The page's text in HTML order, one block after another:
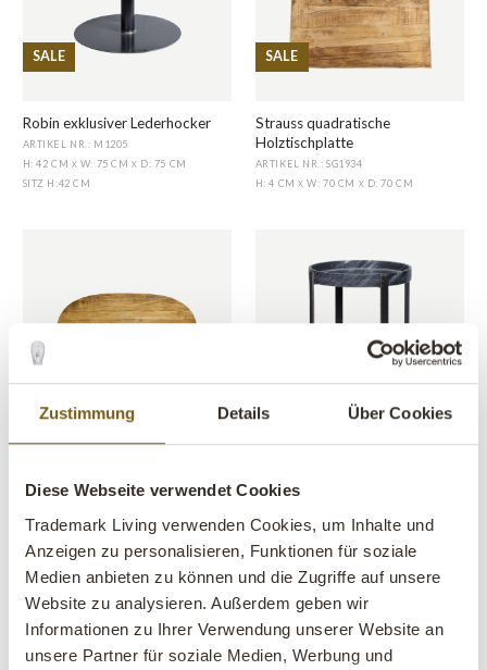
Zustimmung Details Über Cookies
Diese Webseite verwendet Cookies
Trademark Living verwenden Cookies, um Inhalte und
Anzeigen zu personalisieren, Funktionen für soziale
Medien anbieten zu können und die Zugriffe auf unsere
Website zu analysieren. Außerdem geben wir
Informationen zu Ihrer Verwendung unserer Website an
unsere Partner für soziale Medien, Werbung und
SALE
Robin exklusiver Lederhocker
ARTIKEL NR.: M1205
H: 42 CM X W: 75 CM X D: 75 CM
SITZ H :42 CM
SALE
Strauss quadratische
Holztischplatte
ARTIKEL NR.: SG1934
H: 4 CMX W: 70 CM X D: 70 CM
SALE
H: 5 CMX W: 130 CMXD: 70 CM
SALE
ARTIKEL NR.: M0569